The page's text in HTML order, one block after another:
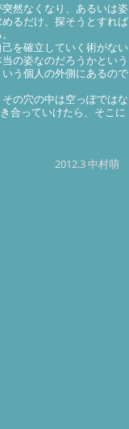
然なくなり、あるいは姿
るだけ、探そうとすれば
を確立していく術がない
の姿なのだろうかという
う個人の外側にあるので
の穴の中は空っぽではな
合っていけたら、そこに
2012.3 中村萌